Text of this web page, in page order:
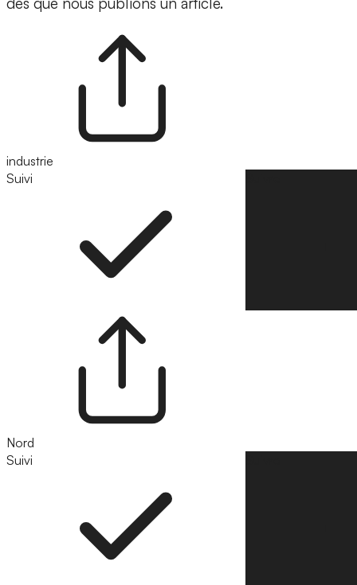
industrie
Suivi
Nord
Suivi